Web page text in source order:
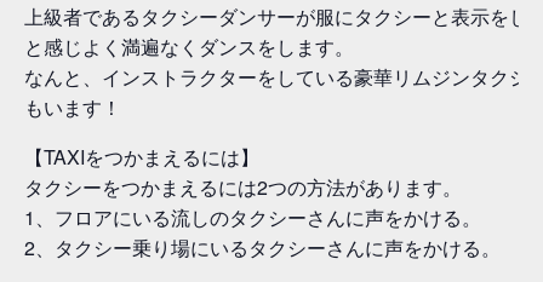
上級者であるタクシーダンサーが服にタクシーと表示をし
と感じよく満遍なくダンスをします。
なんと、インストラクターをしている豪華リムジンタクシ
もいます！
【TAXIをつかまえるには】
タクシーをつかまえるには2つの方法があります。
1、フロアにいる流しのタクシーさんに声をかける。
2、タクシー乗り場にいるタクシーさんに声をかける。